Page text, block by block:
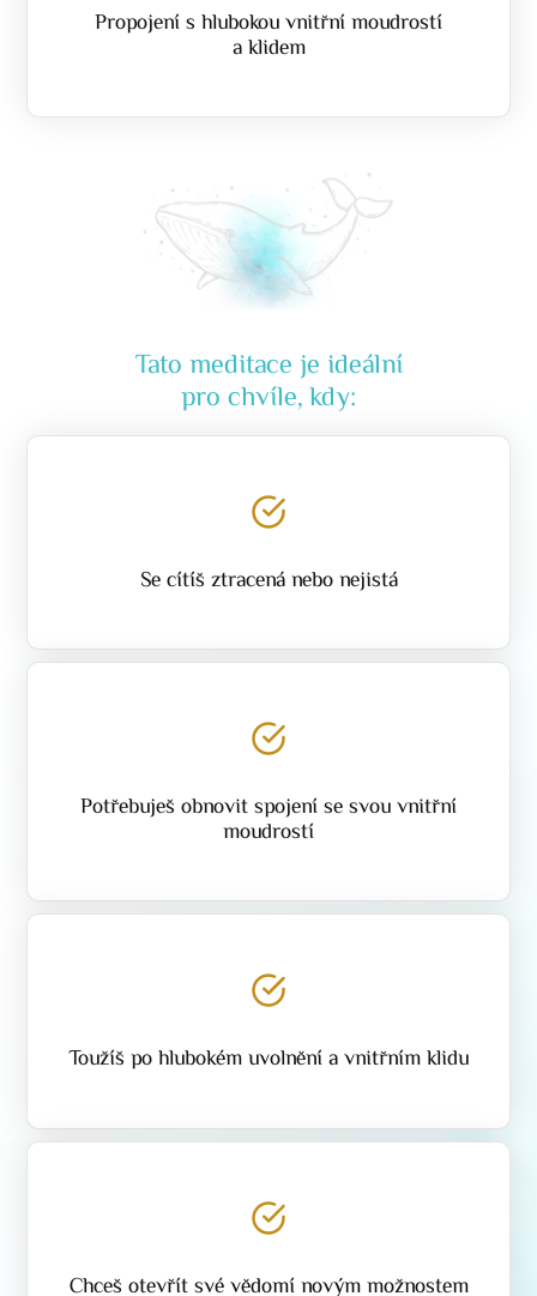
Propojení s hlubokou vnitřní moudrostí
a klidem
Tato meditace je ideální
pro chvíle, kdy:
Se cítíš ztracená nebo nejistá
Potřebuješ obnovit spojení se svou vnitřní
moudrostí
Toužíš po hlubokém uvolnění a vnitřním klidu
Chceš otevřít své vědomí novým možnostem